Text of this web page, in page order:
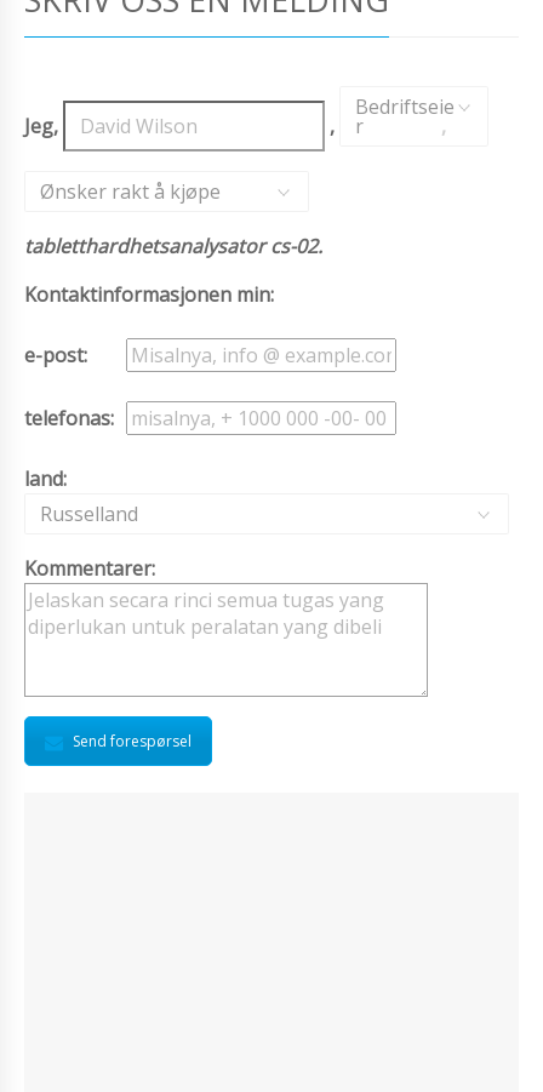
Jeg, ,
Bedriftseie
r ,
Ønsker rakt å kjøpe
tabletthardhetsanalysator cs-02.
Kontaktinformasjonen min:
e-post:
telefonas:
land:
Russelland
Kommentarer:
Send forespørsel